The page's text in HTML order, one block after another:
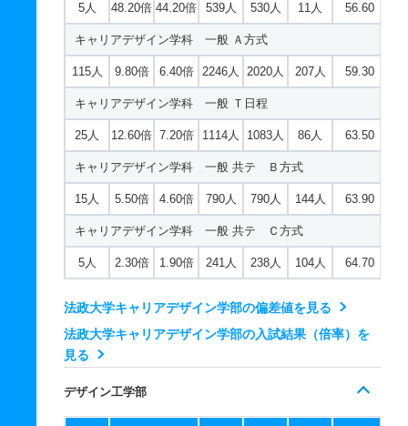
5人 48.20倍 44.20倍 539人 530人 11人 56.60
キャリアデザイン学科 一般 Ａ方式
115人 9.80倍 6.40倍 2246人 2020人 207人 59.30
キャリアデザイン学科 一般 Ｔ日程
25人 12.60倍 7.20倍 1114人 1083人 86人 63.50
キャリアデザイン学科 一般 共テ Ｂ方式
15人 5.50倍 4.60倍 790人 790人 144人 63.90
キャリアデザイン学科 一般 共テ Ｃ方式
5人 2.30倍 1.90倍 241人 238人 104人 64.70
法政大学キャリアデザイン学部の偏差値を見る
法政大学キャリアデザイン学部の入試結果（倍率）を
見る
デザイン工学部